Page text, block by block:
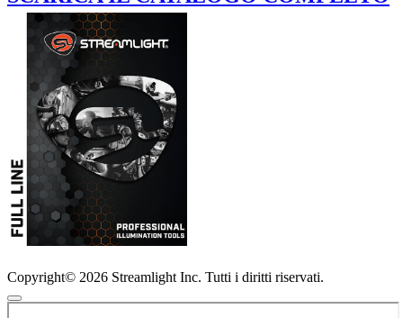
Copyright© 2026 Streamlight Inc. Tutti i diritti riservati.